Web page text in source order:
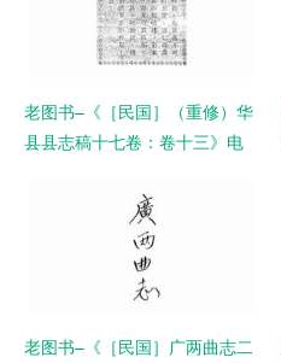
老图书–《［民国］（重修）华
县县志稿十七卷：卷十三》电
老图书–《［民国］广两曲志二